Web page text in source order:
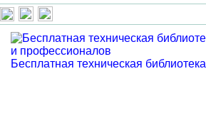
Бесплатная техническая библиотека